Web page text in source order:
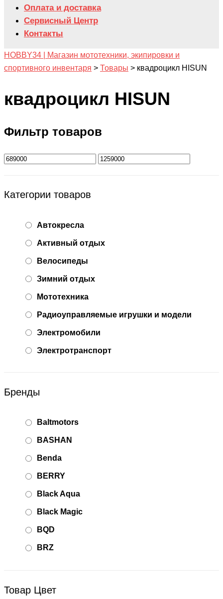
Оплата и доставка
Сервисный Центр
Контакты
HOBBY34 | Магазин мототехники, экипировки и
спортивного инвентаря > Товары > квадроцикл HISUN
квадроцикл HISUN
Фильтр товаров
Категории товаров
Автокресла
Активный отдых
Велосипеды
Зимний отдых
Мототехника
Радиоуправляемые игрушки и модели
Электромобили
Электротранспорт
Бренды
Baltmotors
BASHAN
Benda
BERRY
Black Aqua
Black Magic
BQD
BRZ
Товар Цвет